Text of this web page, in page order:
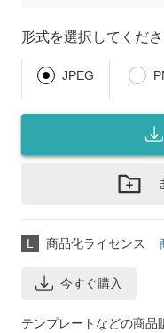
形式を選択してくだ
JPEG
L 商品化ライセンス
今すぐ購入
テンプレートなどの商品